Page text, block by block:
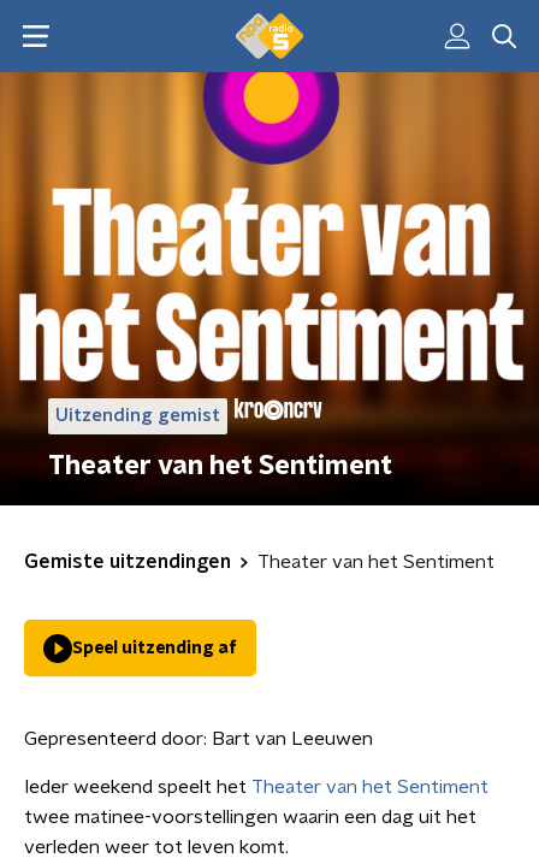
Uitzending gemist
Theater van het Sentiment
Gemiste uitzendingen Theater van het Sentiment
Speel uitzending af
Gepresenteerd door: Bart van Leeuwen
Ieder weekend speelt het Theater van het Sentiment
twee matinee-voorstellingen waarin een dag uit het
verleden weer tot leven komt.